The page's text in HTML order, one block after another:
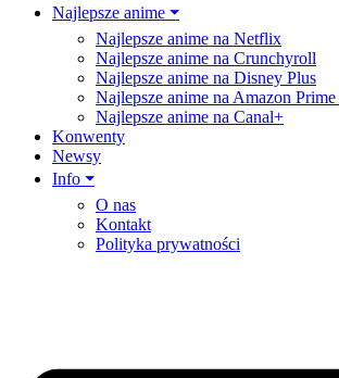
Najlepsze anime ⏷
Najlepsze anime na Netflix
Najlepsze anime na Crunchyroll
Najlepsze anime na Disney Plus
Najlepsze anime na Amazon
Najlepsze anime na Canal+
Konwenty
Newsy
Info ⏷
O nas
Kontakt
Polityka prywatności